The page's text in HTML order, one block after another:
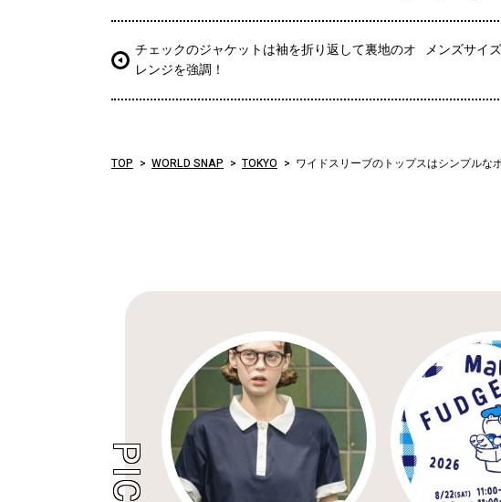
チェックのジャケットは袖を折り返して裏地のオ
レンジを強調！
メンズサイ
TOP WORLD SNAP TOKYO ワイドスリーブのトップスはシンプルな